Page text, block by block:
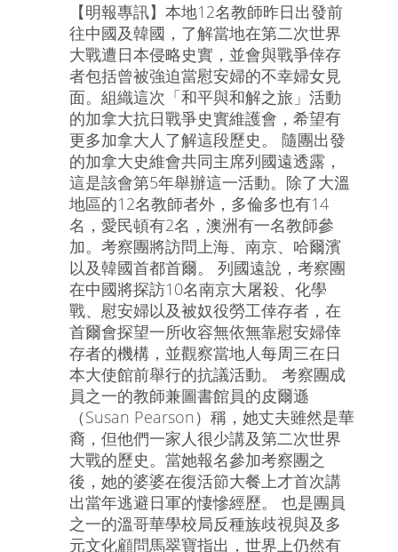
【明報專訊】本地12名教師昨日出發前
往中國及韓國，了解當地在第二次世界
大戰遭日本侵略史實，並會與戰爭倖存
者包括曾被強迫當慰安婦的不幸婦女見
面。組織這次「和平與和解之旅」活動
的加拿大抗日戰爭史實維護會，希望有
更多加拿大人了解這段歷史。 隨團出發
的加拿大史維會共同主席列國遠透露，
這是該會第5年舉辦這一活動。除了大溫
地區的12名教師者外，多倫多也有14
名，愛民頓有2名，澳洲有一名教師參
加。考察團將訪問上海、南京、哈爾濱
以及韓國首都首爾。 列國遠說，考察團
在中國將探訪10名南京大屠殺、化學
戰、慰安婦以及被奴役勞工倖存者，在
首爾會探望一所收容無依無靠慰安婦倖
存者的機構，並觀察當地人每周三在日
本大使館前舉行的抗議活動。 考察團成
員之一的教師兼圖書館員的皮爾遜
（Susan Pearson）稱，她丈夫雖然是華
裔，但他們一家人很少講及第二次世界
大戰的歷史。當她報名參加考察團之
後，她的婆婆在復活節大餐上才首次講
出當年逃避日軍的悽慘經歷。 也是團員
之一的溫哥華學校局反種族歧視與及多
元文化顧問馬翠寶指出，世界上仍然有